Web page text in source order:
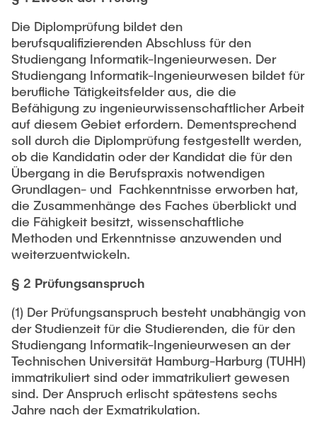
Hochschuldidaktik - ZLL
LearnING Center
Lehre im europäischen Verbund (ECIU)
WorkINGLab / Makerspace
Studienbereich FIT
Institute im Überblick
Die Diplomprüfung bildet den
berufsqualifizierenden Abschluss für den
Studiengang Informatik-Ingenieurwesen. Der
Studiengang Informatik-Ingenieurwesen bildet für
berufliche Tätigkeitsfelder aus, die die
Befähigung zu ingenieurwissenschaftlicher Arbeit
auf diesem Gebiet erfordern. Dementsprechend
soll durch die Diplomprüfung festgestellt werden,
ob die Kandidatin oder der Kandidat die für den
Übergang in die Berufspraxis notwendigen
Grundlagen- und Fachkenntnisse erworben hat,
die Zusammenhänge des Faches überblickt und
die Fähigkeit besitzt, wissenschaftliche
Methoden und Erkenntnisse anzuwenden und
weiterzuentwickeln.
§ 2 Prüfungsanspruch
(1) Der Prüfungsanspruch besteht unabhängig von
der Studienzeit für die Studierenden, die für den
Studiengang Informatik-Ingenieurwesen an der
Technischen Universität Hamburg-Harburg (TUHH)
immatrikuliert sind oder immatrikuliert gewesen
sind. Der Anspruch erlischt spätestens sechs
Jahre nach der Exmatrikulation.